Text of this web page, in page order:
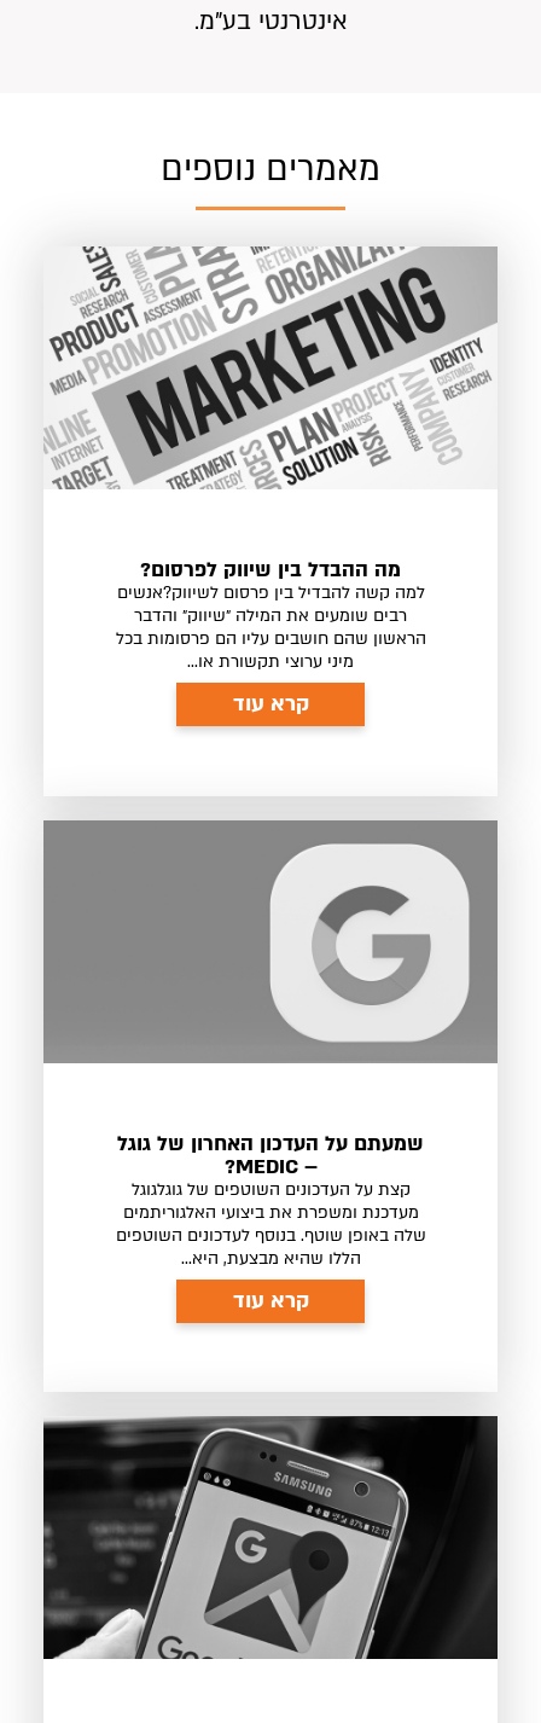
אינטרנטי בע”מ.
מאמרים נוספים
מה ההבדל בין שיווק לפרסום?
למה קשה להבדיל בין פרסום לשיווק?אנשים
רבים שומעים את המילה ״שיווק״ והדבר
הראשון שהם חושבים עליו הם פרסומות בכל
מיני ערוצי תקשורת או...
קרא עוד
שמעתם על העדכון האחרון של גוגל
– MEDIC?
קצת על העדכונים השוטפים של גוגלגוגל
מעדכנת ומשפרת את ביצועי האלגוריתמים
שלה באופן שוטף. בנוסף לעדכונים השוטפים
הללו שהיא מבצעת, היא...
קרא עוד